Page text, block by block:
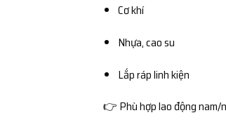
Cơ khí
Nhựa, cao su
Lắp ráp linh kiện
👉 Phù hợp lao động nam/